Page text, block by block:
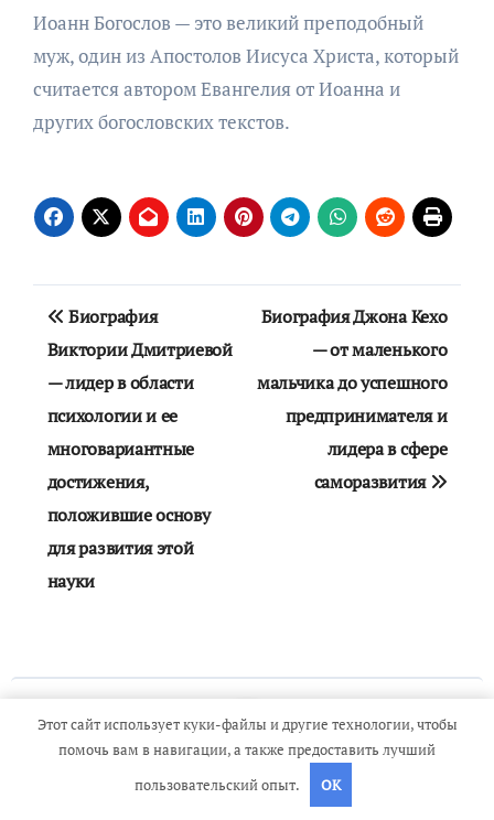
Иоанн Богослов — это великий преподобный
муж, один из Апостолов Иисуса Христа, который
считается автором Евангелия от Иоанна и
других богословских текстов.
Навигация
по
записям
Биография
Виктории Дмитриевой
— лидер в области
психологии и ее
многовариантные
достижения,
положившие основу
для развития этой
науки
Биография Джона Кехо
— от маленького
мальчика до успешного
предпринимателя и
лидера в сфере
саморазвития
Этот сайт использует куки-файлы и другие технологии, чтобы
помочь вам в навигации, а также предоставить лучший
пользовательский опыт.
OK